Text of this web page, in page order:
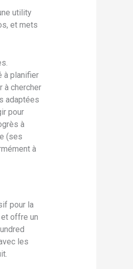
utility
et mets
à planifier
à chercher
adaptées
pour
à
(ses
à
pour la
offre un
les